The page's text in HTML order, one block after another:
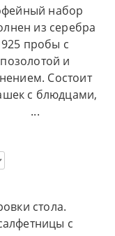
набор
из серебра
925 пробы с
позолотой и
Состоит
с блюдцами,
...
стола.
с